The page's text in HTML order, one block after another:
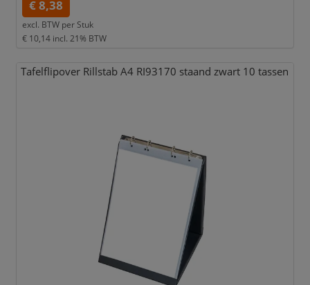
€ 8,38
excl. BTW per Stuk
€ 10,14 incl. 21% BTW
Tafelflipover Rillstab A4 RI93170 staand zwart 10 tassen